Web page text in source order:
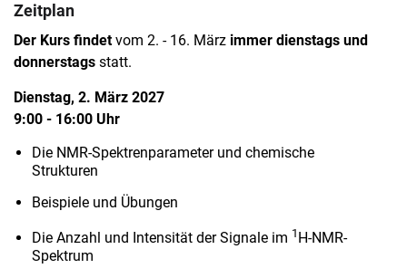
Zeitplan
Der Kurs findetvom 2. - 16. März immer dienstags und
donnerstags statt.
Dienstag, 2. März 2027
9:00 - 16:00 Uhr
Die NMR-Spektrenparameter und chemische
Strukturen
Beispiele und Übungen
Die Anzahl und Intensität der Signale im 1 H-NMR-
Spektrum